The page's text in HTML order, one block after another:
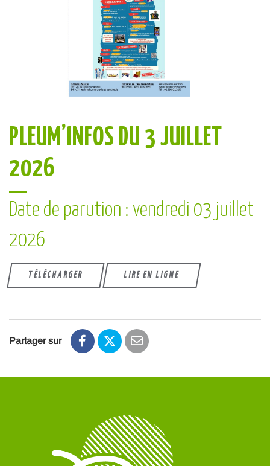
PLEUM’INFOS DU 3 JUILLET
2026
Date de parution : vendredi 03 juillet
2026
TÉLÉCHARGER LIRE EN LIGNE
Partager sur